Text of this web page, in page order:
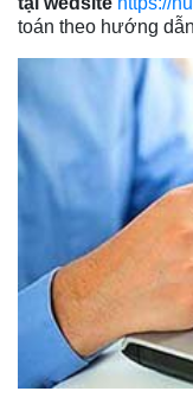
toán theo hướng